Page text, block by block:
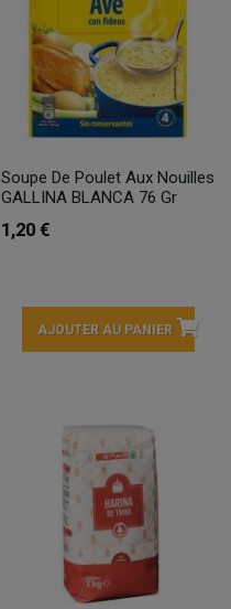
Soupe De Poulet Aux Nouilles
GALLINA BLANCA 76 Gr
1,20 €
AJOUTER AU PANIER